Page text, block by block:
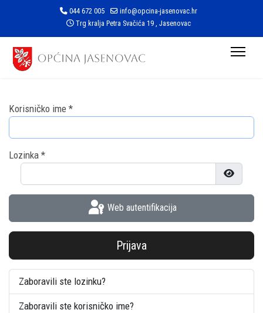
044 672 005
info@opcina-jasenovac.hr
Trg kralja Petra Svačića 19 , Jasenovac
Korisničko ime *
Lozinka *
Prikaži
Web autentifikacija
Prijava
Zaboravili ste lozinku?
Zaboravili ste korisničko ime?